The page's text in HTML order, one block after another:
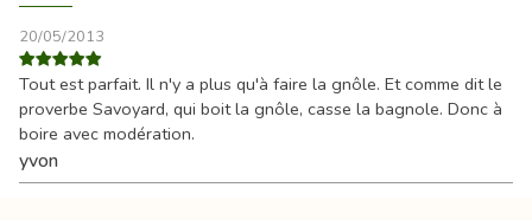
20/05/2013
Tout est parfait. Il n'y a plus qu'à faire la gnôle. Et comme dit le
proverbe Savoyard, qui boit la gnôle, casse la bagnole. Donc à
boire avec modération.
yvon